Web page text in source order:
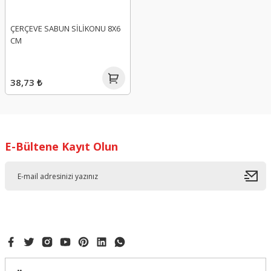
ÇERÇEVE SABUN SİLİKONU 8X6
CM
38,73 ₺
E-Bültene Kayıt Olun